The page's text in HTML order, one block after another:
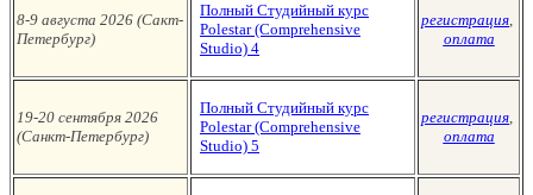
8-9 августа 2026 (Сакт-
Петербург)
Полный Студийный курс
Polestar (Сomprehensive
Studio) 4
регистрация,
оплата
19-20 сентября 2026
(Санкт-Петербург)
Полный Студийный курс
Polestar (Сomprehensive
Studio) 5
регистрация,
оплата